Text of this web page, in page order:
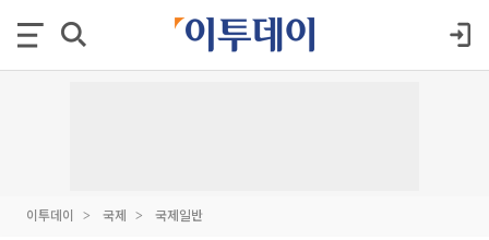
이투데이 국제 국제일반